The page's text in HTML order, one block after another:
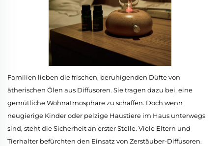
Familien lieben die frischen, beruhigenden Düfte von
ätherischen Ölen aus Diffusoren. Sie tragen dazu bei, eine
gemütliche Wohnatmosphäre zu schaffen. Doch wenn
neugierige Kinder oder pelzige Haustiere im Haus unterwegs
sind, steht die Sicherheit an erster Stelle. Viele Eltern und
Tierhalter befürchten den Einsatz von Zerstäuber-Diffusoren.